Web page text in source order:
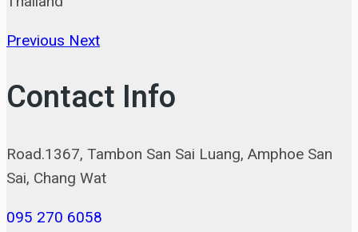
Previous Next
Contact Info
Road.1367, Tambon San Sai Luang, Amphoe San
Sai, Chang Wat
095 270 6058